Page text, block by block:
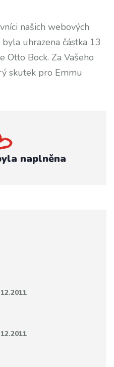
našich webových
uhrazena částka 13
Otto Bock. Za Vašeho
skutek pro Emmu
naplněna